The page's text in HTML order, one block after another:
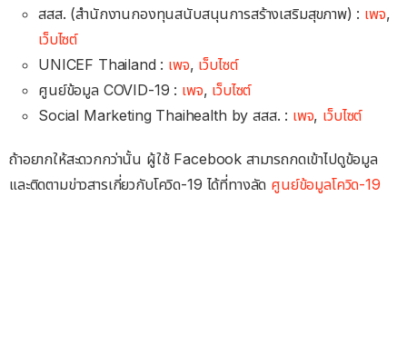
สสส. (สำนักงานกองทุนสนับสนุนการสร้างเสริมสุขภาพ) : เพจ,
เว็บไซต์
UNICEF Thailand : เพจ, เว็บไซต์
ศูนย์ข้อมูล COVID-19 : เพจ, เว็บไซต์
Social Marketing Thaihealth by สสส. : เพจ, เว็บไซต์
ถ้าอยากให้สะดวกกว่านั้น ผู้ใช้ Facebook สามารถกดเข้าไปดูข้อมูล
และติดตามข่าวสารเกี่ยวกับโควิด-19 ได้ที่ทางลัด ศูนย์ข้อมูลโควิด-19